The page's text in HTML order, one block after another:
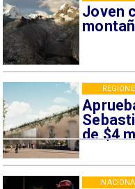
Joven
de $4